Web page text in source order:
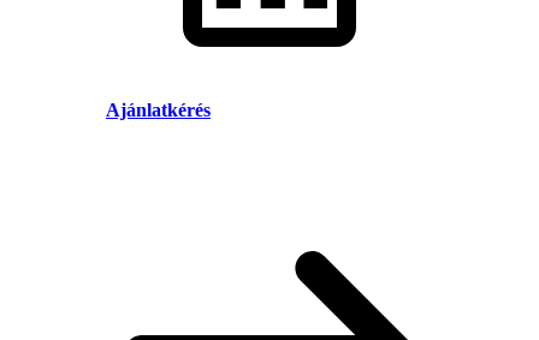
Ajánlatkérés